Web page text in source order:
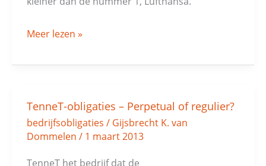
Meer lezen »
TenneT-obligaties – Perpetual of regulier?
bedrijfsobligaties / Gijsbrecht K. van
Dommelen / 1 maart 2013
TenneT het bedrijf dat de
TenneT-
obligaties
–
Perpetual